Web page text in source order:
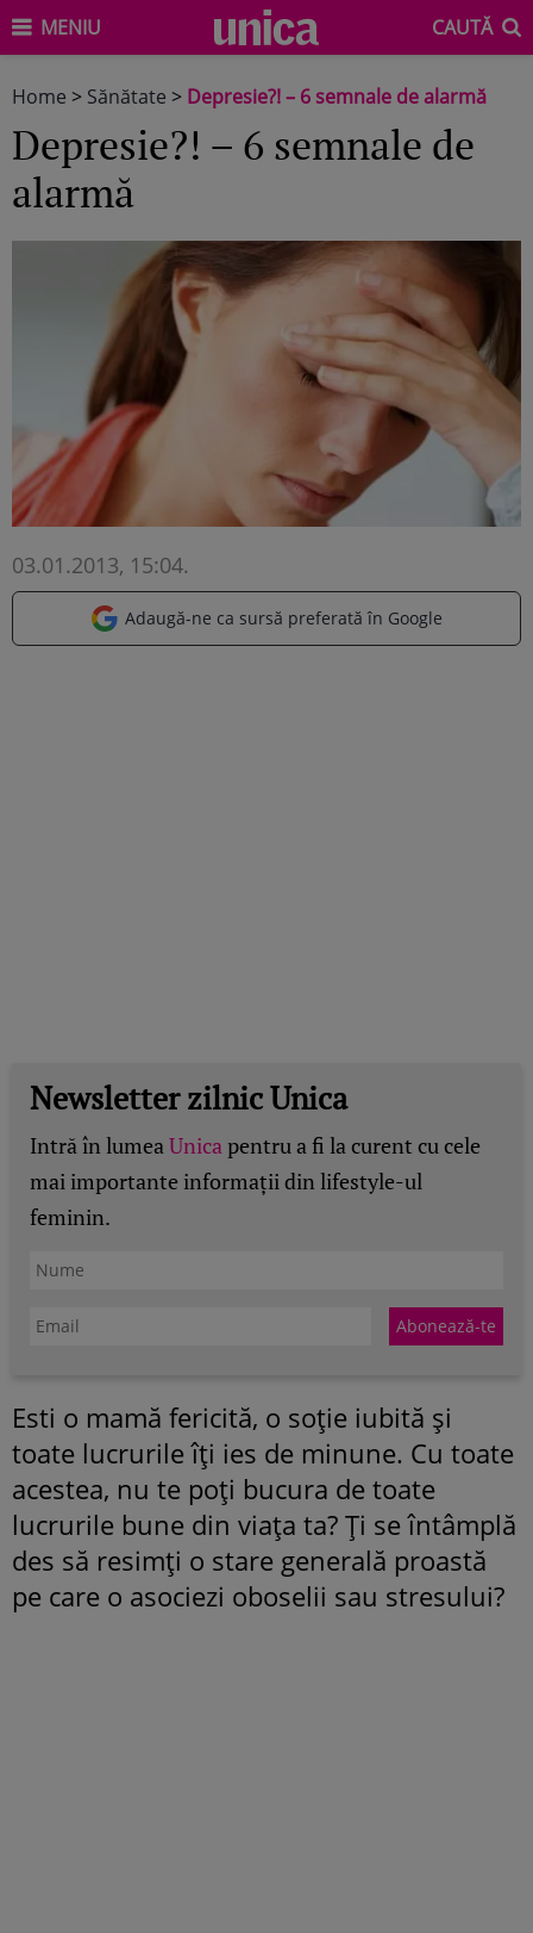
MENIU CAUTĂ
Home > Sănătate > Depresie?! – 6 semnale de alarmă
Depresie?! – 6 semnale de
alarmă
03.01.2013, 15:04.
Adaugă-ne ca sursă preferată în Google
Newsletter zilnic Unica
Intră în lumeaUnicapentru a fi la curent cu cele
mai importante informații din lifestyle-ul
feminin.
Esti o mamă fericită, o soţie iubită şi
toate lucrurile îţi ies de minune. Cu toate
acestea, nu te poţi bucura de toate
lucrurile bune din viaţa ta? Ţi se întâmplă
des să resimţi o stare generală proastă
pe care o asociezi oboselii sau stresului?